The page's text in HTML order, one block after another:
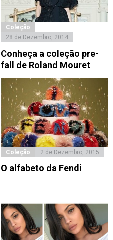
Coleção
28 de Dezembro, 2014
Conheça a coleção pre-
fall de Roland Mouret
Coleção 2 de Dezembro, 2015
O alfabeto da Fendi